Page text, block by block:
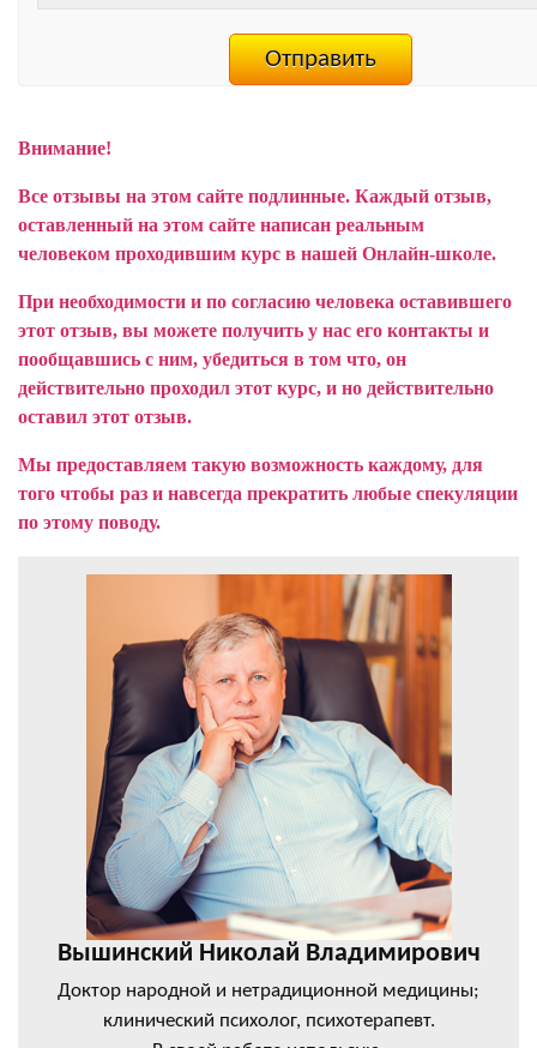
Внимание!
Все отзывы на этом сайте подлинные. Каждый отзыв,
оставленный на этом сайте написан реальным
человеком проходившим курс в нашей Онлайн-школе.
При необходимости и по согласию человека оставившего
этот отзыв, вы можете получить у нас его контакты и
пообщавшись с ним, убедиться в том что, он
действительно проходил этот курс, и но действительно
оставил этот отзыв.
Мы предоставляем такую возможность каждому, для
того чтобы раз и навсегда прекратить любые спекуляции
по этому поводу.
Вышинский Николай Владимирович
Доктор народной и нетрадиционной медицины;
клинический психолог, психотерапевт.